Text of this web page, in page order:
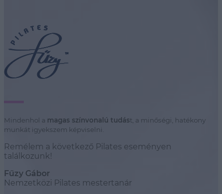
Mindenhol a magas színvonalú tudást, a minőségi, hatékony
munkát igyekszem képviselni.
Remélem a következő Pilates eseményen
találkozunk!
Fűzy Gábor
Nemzetközi Pilates mestertanár